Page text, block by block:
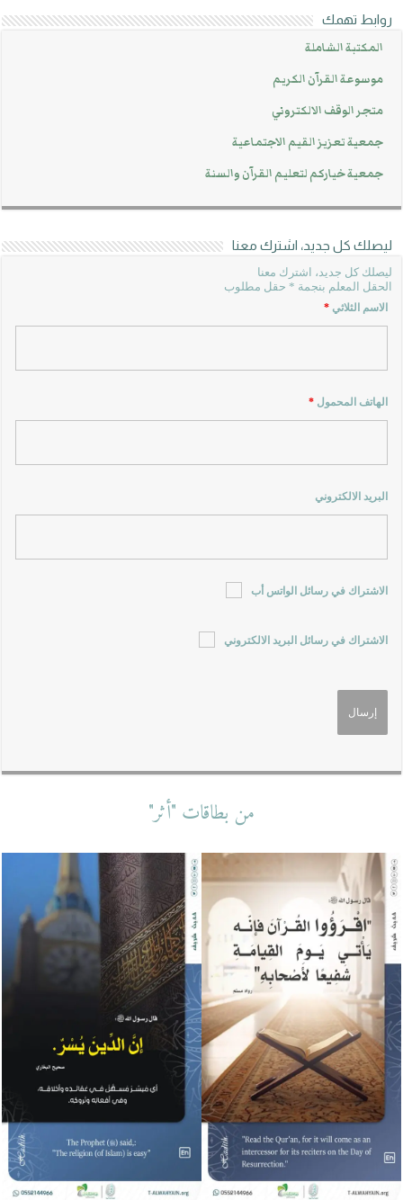
روابط تهمك
المكتبة الشاملة
موسوعة القرآن الكريم
متجر الوقف الالكتروني
جمعية تعزيز القيم الاجتماعية
جمعية خياركم لتعليم القرآن والسنة
ليصلك كل جديد، اشترك معنا
ليصلك كل جديد، اشترك معنا
الحقل المعلم بنجمة * حقل مطلوب
الاسم الثلاثي*
الهاتف المحمول*
البريد الالكتروني
الاشتراك في رسائل الواتس أب
الاشتراك في رسائل البريد الالكتروني
من بطاقات "أثر"